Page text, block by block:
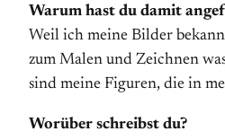
Warum hast du damit
Weil ich meine Bilder
zum Malen und Zeichnen
sind meine Figuren, die in
Worüber schreibst du?